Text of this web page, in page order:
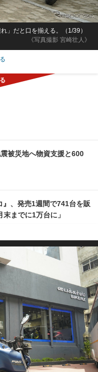
《写真撮影 宮崎壮人》
」だと口を揃える。（1/39）
被災地へ物資支援と600
』、発売1週間で741台を販
までに1万台に」